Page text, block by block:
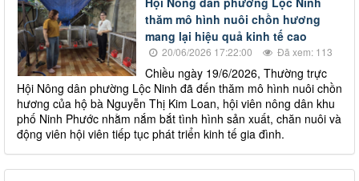
thăm mô hình nuôi chồn hương
mang lại hiệu quả kinh tế cao
20/06/2026 17:22:00 Đã xem: 113
Chiều ngày 19/6/2026, Thường trực
Hội Nông dân phường Lộc Ninh đã đến thăm mô hình nuôi chồn
hương của hộ bà Nguyễn Thị Kim Loan, hội viên nông dân khu
phố Ninh Phước nhằm nắm bắt tình hình sản xuất, chăn nuôi và
động viên hội viên tiếp tục phát triển kinh tế gia đình.